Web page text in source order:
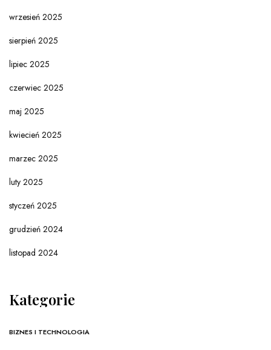
wrzesień 2025
sierpień 2025
lipiec 2025
czerwiec 2025
maj 2025
kwiecień 2025
marzec 2025
luty 2025
styczeń 2025
grudzień 2024
listopad 2024
Kategorie
BIZNES I TECHNOLOGIA